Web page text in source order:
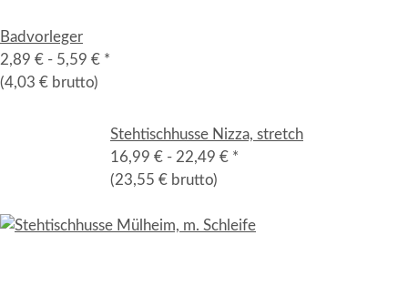
Badvorleger
2,89 € - 5,59 € *
(4,03 € brutto)
Stehtischhusse Nizza, stretch
16,99 € - 22,49 € *
(23,55 € brutto)